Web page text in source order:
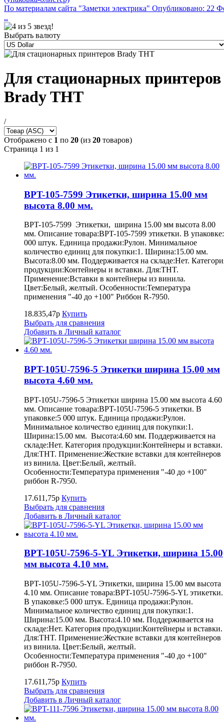
По материалам сайта "Заметки электрика" Опубликовано: 22
..
Выбрать валюту
Для стационарных принтеров
Brady THT
/
Отображено с 1 по 20 (из 20 товаров)
Страница 1 из 1
BPT-105-7599 Этикетки, ширина 15.00 мм
высота 8.00 мм.
BPT-105-7599 Этикетки, ширина 15.00 мм высота 8.00
мм. Описание товара:BPT-105-7599 этикетки. В
000 штук. Единица продажи:Рулон. Минимальное
количество единиц для покупки:1. Ширина:15.00 мм.
Высота:8.00 мм. Поддерживается на складе:Нет.
продукции:Контейнеры и вставки. Для:THT.
Применение:Вставки в контейнеры из винила.
Цвет:Белый, желтый. Особенности:Температура
применения "-40 до +100" Риббон R-7950.
18.835,47р Купить
Выбрать для сравнения
Добавить в Личный каталог
BPT-105U-7596-5 Этикетки ширина 15.00 мм
высота 4.60 мм.
BPT-105U-7596-5 Этикетки ширина 15.00 мм высота 4.60
мм. Описание товара:BPT-105U-7596-5 этикетки. В
упаковке:5 000 штук. Единица продажи:Рулон.
Минимальное количество единиц для покупки:1.
Ширина:15.00 мм. Высота:4.60 мм. Поддерживается на
складе:Нет. Категория продукции:Контейнеры и вставки.
Для:THT. Применение:Жесткие вставки для контейнеров
из винила. Цвет:Белый, желтый.
Особенности:Температура применения "-40 до +100"
риббон R-7950.
17.611,75р Купить
Выбрать для сравнения
Добавить в Личный каталог
BPT-105U-7596-5-YL Этикетки, ширина 15.00
мм высота 4.10 мм.
BPT-105U-7596-5-YL Этикетки, ширина 15.00 мм высота
4.10 мм. Описание товара:BPT-105U-7596-5-YL этикетки.
В упаковке:5 000 штук. Единица продажи:Рулон.
Минимальное количество единиц для покупки:1.
Ширина:15.00 мм. Высота:4.10 мм. Поддерживается на
складе:Нет. Категория продукции:Контейнеры и вставки.
Для:THT. Применение:Жесткие вставки для контейнеров
из винила. Цвет:Белый, желтый.
Особенности:Температура применения "-40 до +100"
риббон R-7950.
17.611,75р Купить
Выбрать для сравнения
Добавить в Личный каталог